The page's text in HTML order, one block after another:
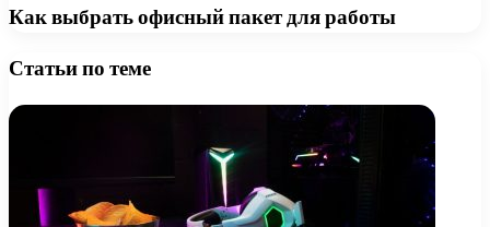
Как выбрать офисный пакет для работы
Статьи по теме